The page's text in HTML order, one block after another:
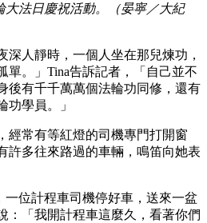
大法日慶祝活動。（晏寧／大紀
深人靜時，一個人坐在那兒煉功，
單。」Tina告訴記者，「自己並不
後有千千萬萬個法輪功同修，還有
功學員。」
經常有等紅燈的司機專門打開窗
許多往來路過的車輛，鳴笛向她表
一位計程車司機停好車，送來一盆
：「我開計程車這麼久，看著你們